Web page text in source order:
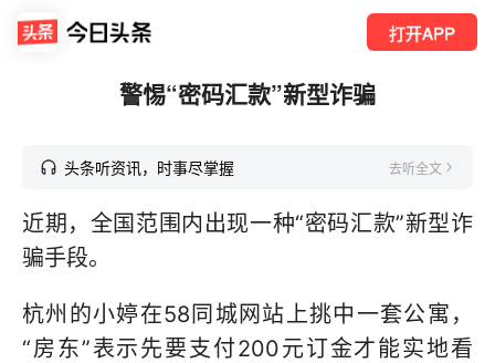
打开APP
警惕“密码汇款”新型诈骗
头条听资讯，时事尽掌握 去听全文
近期，全国范围内出现一种“密码汇款”新型诈
骗手段。
杭州的小婷在58同城网站上挑中一套公寓，
“房东”表示先要支付200元订金才能实地看